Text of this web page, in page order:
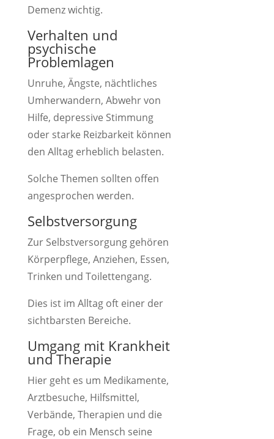
Demenz wichtig.
Verhalten und
psychische
Problemlagen
Unruhe, Ängste, nächtliches
Umherwandern, Abwehr von
Hilfe, depressive Stimmung
oder starke Reizbarkeit können
den Alltag erheblich belasten.
Solche Themen sollten offen
angesprochen werden.
Selbstversorgung
Zur Selbstversorgung gehören
Körperpflege, Anziehen, Essen,
Trinken und Toilettengang.
Dies ist im Alltag oft einer der
sichtbarsten Bereiche.
Umgang mit Krankheit
und Therapie
Hier geht es um Medikamente,
Arztbesuche, Hilfsmittel,
Verbände, Therapien und die
Frage, ob ein Mensch seine